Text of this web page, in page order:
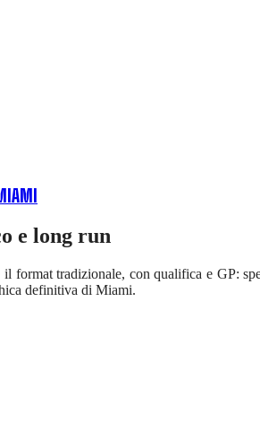
e long run
format tradizionale, con qualifica e GP:
definitiva di Miami.